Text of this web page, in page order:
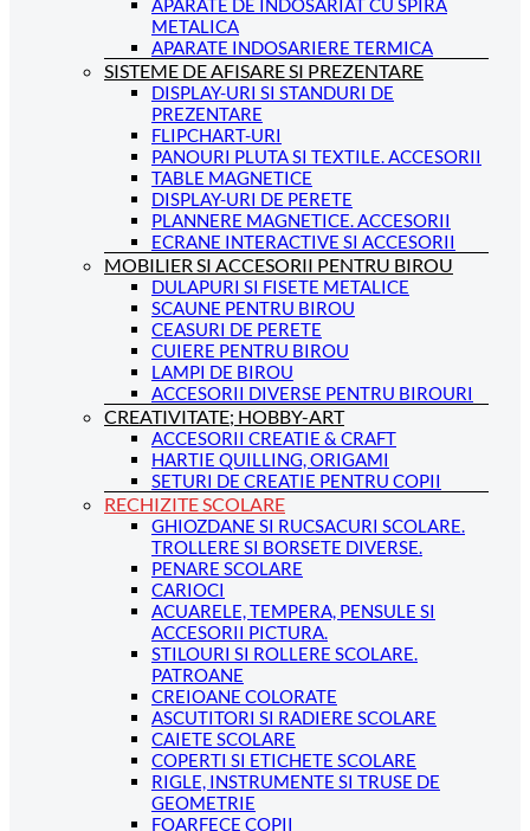
APARATE DE INDOSARIAT CU SPIRA
METALICA
APARATE INDOSARIERE TERMICA
SISTEME DE AFISARE SI PREZENTARE
DISPLAY-URI SI STANDURI DE
PREZENTARE
FLIPCHART-URI
PANOURI PLUTA SI TEXTILE. ACCESORII
TABLE MAGNETICE
DISPLAY-URI DE PERETE
PLANNERE MAGNETICE. ACCESORII
ECRANE INTERACTIVE SI ACCESORII
MOBILIER SI ACCESORII PENTRU BIROU
DULAPURI SI FISETE METALICE
SCAUNE PENTRU BIROU
CEASURI DE PERETE
CUIERE PENTRU BIROU
LAMPI DE BIROU
ACCESORII DIVERSE PENTRU BIROURI
CREATIVITATE; HOBBY-ART
ACCESORII CREATIE & CRAFT
HARTIE QUILLING, ORIGAMI
SETURI DE CREATIE PENTRU COPII
RECHIZITE SCOLARE
GHIOZDANE SI RUCSACURI SCOLARE.
TROLLERE SI BORSETE DIVERSE.
PENARE SCOLARE
CARIOCI
ACUARELE, TEMPERA, PENSULE SI
ACCESORII PICTURA.
STILOURI SI ROLLERE SCOLARE.
PATROANE
CREIOANE COLORATE
ASCUTITORI SI RADIERE SCOLARE
CAIETE SCOLARE
COPERTI SI ETICHETE SCOLARE
RIGLE, INSTRUMENTE SI TRUSE DE
GEOMETRIE
FOARFECE COPII